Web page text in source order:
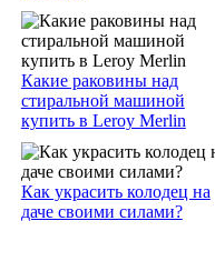
Какие раковины над
стиральной машиной
купить в Leroy Merlin
Как украсить колодец на
даче своими силами?